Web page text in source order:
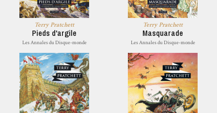
Terry Pratchett
Pieds d'argile
Les Annales du Disque-monde
Terry Pratchett
Masquarade
Les Annales du Disque-monde